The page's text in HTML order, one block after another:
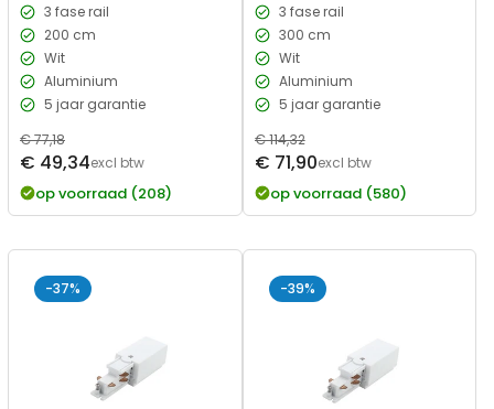
3 fase rail
200 cm
Wit
Aluminium
5 jaar garantie
Verkoopprijs
Normale
prijs
€ 77,18
€ 49,34excl btw
op voorraad (208)
3 fase rail
300 cm
Wit
Aluminium
5 jaar garantie
Verkoopprijs
Normale
prijs
€ 114,32
€ 71,90excl btw
op voorraad (580)
-37% -39%